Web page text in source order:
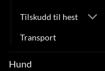
Tilskudd til hest
Transport
Hund